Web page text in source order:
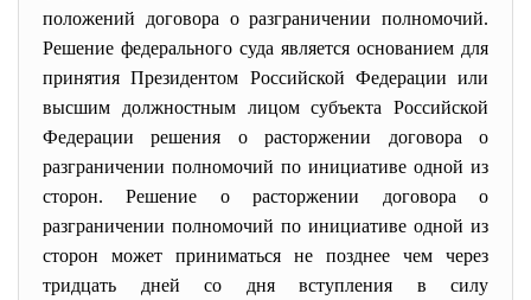
положений договора о разграничении полномочий.
Решение федерального суда является основанием для
принятия Президентом Российской Федерации или
высшим должностным лицом субъекта Российской
Федерации решения о расторжении договора о
разграничении полномочий по инициативе одной из
сторон. Решение о расторжении договора о
разграничении полномочий по инициативе одной из
сторон может приниматься не позднее чем через
тридцать дней со дня вступления в силу